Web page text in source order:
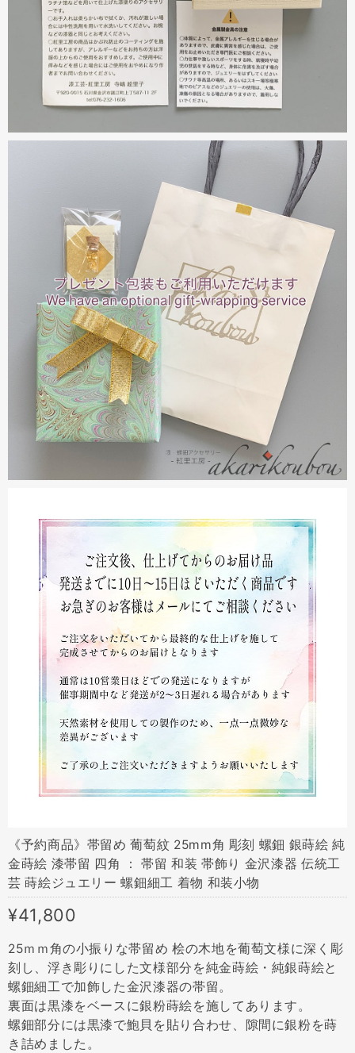
《予約商品》帯留め 葡萄紋 25mm角 彫刻 螺鈿 銀蒔絵 純
金蒔絵 漆帯留 四角 ： 帯留 和装 帯飾り 金沢漆器 伝統工
芸 蒔絵ジュエリー 螺鈿細工 着物 和装小物
¥41,800
25ｍｍ角の小振りな帯留め 桧の木地を葡萄文様に深く彫
刻し、浮き彫りにした文様部分を純金蒔絵・純銀蒔絵と
螺鈿細工で加飾した金沢漆器の帯留。
裏面は黒漆をベースに銀粉蒔絵を施してあります。
螺鈿部分には黒漆で鮑貝を貼り合わせ、隙間に銀粉を蒔
き詰めました。